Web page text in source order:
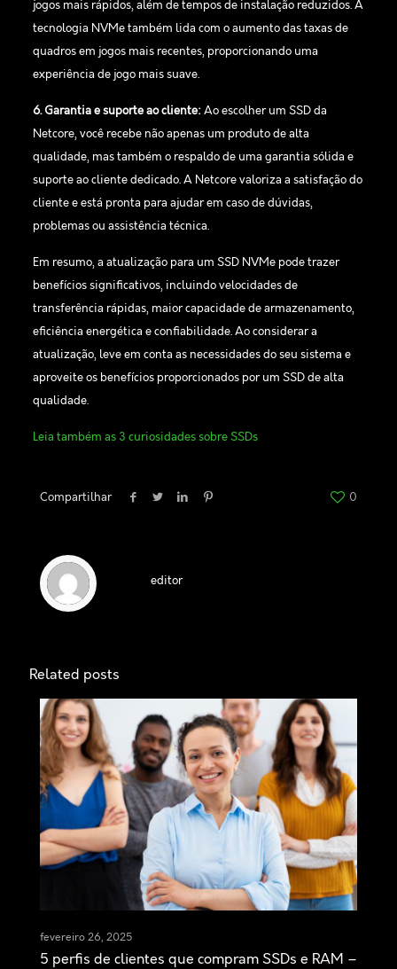
jogos mais rápidos, além de tempos de instalação reduzidos. A
tecnologia NVMe também lida com o aumento das taxas de
quadros em jogos mais recentes, proporcionando uma
experiência de jogo mais suave.
6. Garantia e suporte ao cliente:Ao escolher um SSD da
Netcore, você recebe não apenas um produto de alta
qualidade, mas também o respaldo de uma garantia sólida e
suporte ao cliente dedicado. A Netcore valoriza a satisfação do
cliente e está pronta para ajudar em caso de dúvidas,
problemas ou assistência técnica.
Em resumo, a atualização para um SSD NVMe pode trazer
benefícios significativos, incluindo velocidades de
transferência rápidas, maior capacidade de armazenamento,
eficiência energética e confiabilidade. Ao considerar a
atualização, leve em conta as necessidades do seu sistema e
aproveite os benefícios proporcionados por um SSD de alta
qualidade.
Leia também as 3 curiosidades sobre SSDs
Compartilhar 0
editor
Related posts
fevereiro 26, 2025
5 perfis de clientes que compram SSDs e RAM –